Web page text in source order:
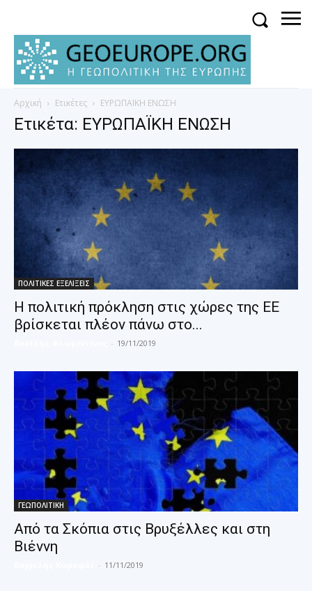
Αρχική Ετικέτες ΕΥΡΩΠΑΪΚΗ ΕΝΩΣΗ
Ετικέτα: ΕΥΡΩΠΑΪΚΗ ΕΝΩΣΗ
ΠΟΛΙΤΙΚΕΣ ΕΞΕΛΙΞΕΙΣ
Η πολιτική πρόκληση στις χώρες της ΕΕ
βρίσκεται πλέον πάνω στο...
- 19/11/2019
ΓΕΩΠΟΛΙΤΙΚΗ
Από τα Σκόπια στις Βρυξέλλες και στη
Βιέννη
- 11/11/2019